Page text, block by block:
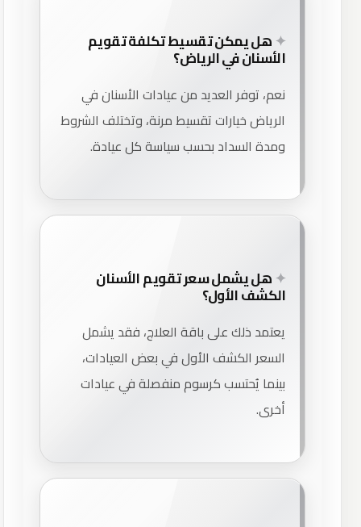
هل يمكن تقسيط تكلفة تقويم
الأسنان في الرياض؟
نعم، توفر العديد من عيادات الأسنان في
الرياض خيارات تقسيط مرنة، وتختلف الشروط
ومدة السداد بحسب سياسة كل عيادة.
هل يشمل سعر تقويم الأسنان
الكشف الأول؟
يعتمد ذلك على باقة العلاج، فقد يشمل
السعر الكشف الأول في بعض العيادات،
بينما يُحتسب كرسوم منفصلة في عيادات
أخرى.